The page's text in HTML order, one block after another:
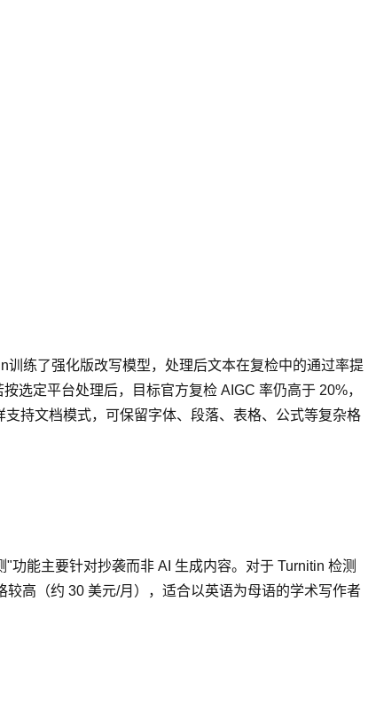
练了强化版改写模型，处理后文本在复检中的通过率提
选定平台处理后，目标官方复检 AIGC 率仍高于 20%，
持文档模式，可保留字体、段落、表格、公式等复杂格
能主要针对抄袭而非 AI 生成内容。对于 Turnitin 检测
高（约 30 美元/月），适合以英语为母语的学术写作者